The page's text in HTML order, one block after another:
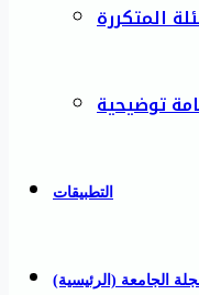
المتكررة
توضيحية
التطبيقات
الجامعة (الرئيسية)